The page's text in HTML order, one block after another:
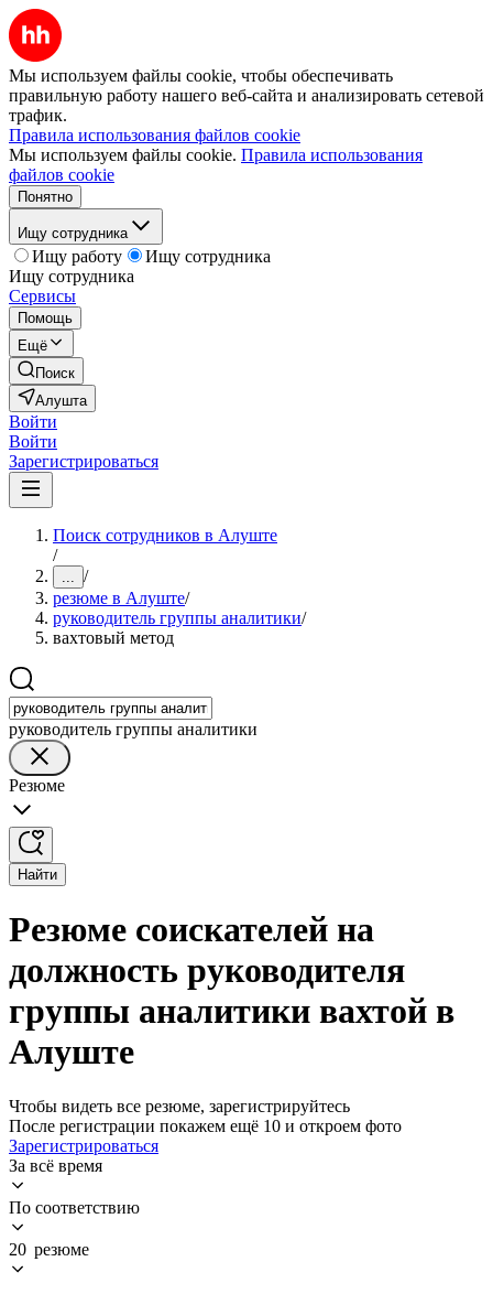
Мы используем файлы cookie, чтобы обеспечивать
правильную работу нашего веб-сайта и анализировать сетевой
трафик.
Правила использования файлов cookie
Мы используем файлы cookie. Правила использования
файлов cookie
Понятно
Ищу сотрудника
Ищу работу
Ищу сотрудника
Ищу сотрудника
Сервисы
Помощь
Ещё
Поиск
Алушта
Войти
Войти
Зарегистрироваться
Поиск сотрудников в Алуште
/
... /
резюме в Алуште/
руководитель группы аналитики/
вахтовый метод
руководитель группы аналитики
Резюме
Найти
Резюме соискателей на
должность руководителя
группы аналитики вахтой в
Алуште
Чтобы видеть все резюме, зарегистрируйтесь
После регистрации покажем ещё 10 и откроем фото
Зарегистрироваться
За всё время
По соответствию
20 резюме